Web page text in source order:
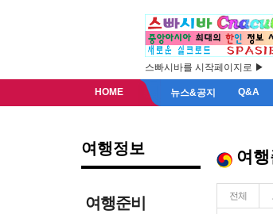
스빠시바를 시작페이지로 ▶
HOME 뉴스&공지 Q&A
여행정보
여행준비
여행
전체